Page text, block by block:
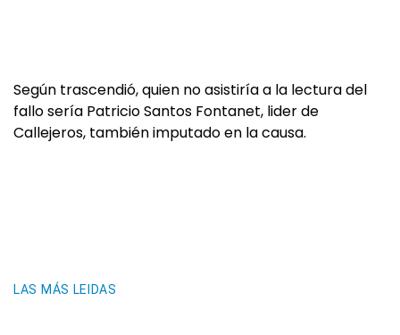
Según trascendió, quien no asistiría a la lectura del
fallo sería Patricio Santos Fontanet, lider de
Callejeros, también imputado en la causa.
LAS MÁS LEIDAS